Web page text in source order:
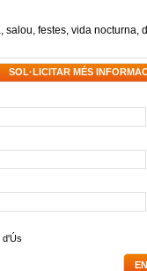
, salou, festes, vida nocturna,
SOL·LICITAR MÉS
d'Ús